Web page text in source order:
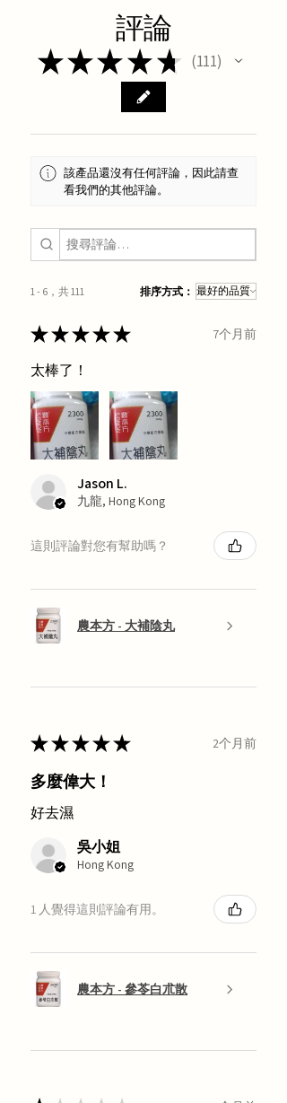
評論
★★★★★ 111
111
該產品還沒有任何評論，因此請查
看我們的其他評論。
1 - 6，共 111 排序方式：
★★★★★ 7个月前
太棒了！
Jason L.
九龍, Hong Kong
這則評論對您有幫助嗎？
農本方 - 大補陰丸
★★★★★ 2个月前
多麼偉大！
好去濕
吳小姐
Hong Kong
1 人覺得這則評論有用。
農本方 - 參苓白朮散